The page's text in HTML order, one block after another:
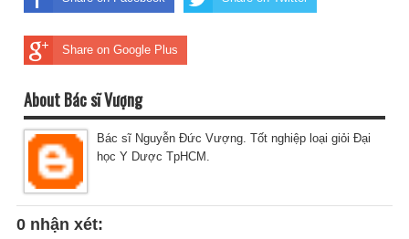
Share on Google Plus
About Bác sĩ Vượng
Bác sĩ Nguyễn Đức Vượng. Tốt nghiệp loại giỏi Đại
học Y Dược TpHCM.
0 nhận xét: